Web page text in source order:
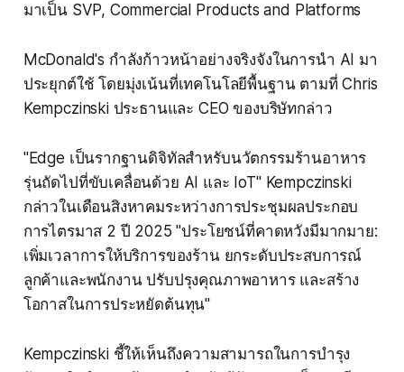
มาเป็น SVP, Commercial Products and Platforms
McDonald's กำลังก้าวหน้าอย่างจริงจังในการนำ AI มา
ประยุกต์ใช้ โดยมุ่งเน้นที่เทคโนโลยีพื้นฐาน ตามที่ Chris
Kempczinski ประธานและ CEO ของบริษัทกล่าว
"Edge เป็นรากฐานดิจิทัลสำหรับนวัตกรรมร้านอาหาร
รุ่นถัดไปที่ขับเคลื่อนด้วย AI และ IoT" Kempczinski
กล่าวในเดือนสิงหาคมระหว่างการประชุมผลประกอบ
การไตรมาส 2 ปี 2025 "ประโยชน์ที่คาดหวังมีมากมาย:
เพิ่มเวลาการให้บริการของร้าน ยกระดับประสบการณ์
ลูกค้าและพนักงาน ปรับปรุงคุณภาพอาหาร และสร้าง
โอกาสในการประหยัดต้นทุน"
Kempczinski ชี้ให้เห็นถึงความสามารถในการบำรุง